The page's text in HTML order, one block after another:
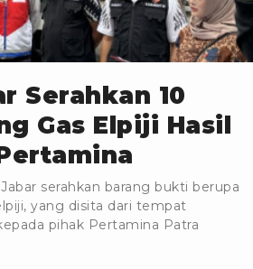
Jovan)
Serahkan 10
Gas Elpiji Hasil
serahkan barang bukti berupa
yang disita dari tempat
pihak Pertamina Patra